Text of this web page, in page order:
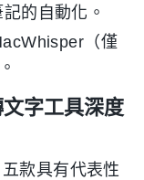
的自動化。
（僅
字工具深度
款具有代表性